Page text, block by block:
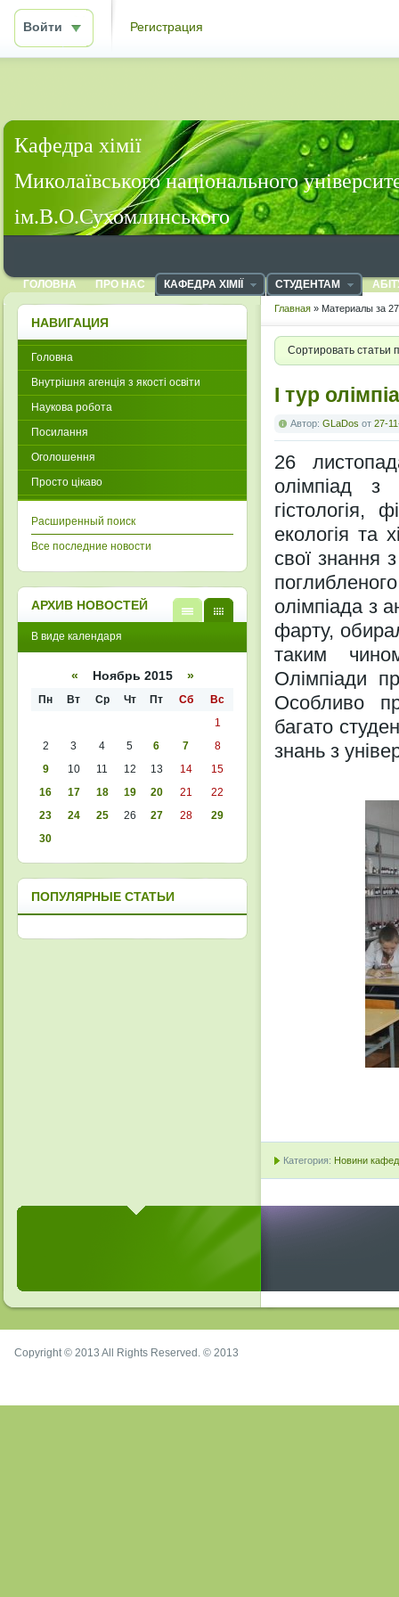
Войти Регистрация
Кафедра хімії
Миколаївського національного
ім.В.О.Сухомлинського
ГОЛОВНА ПРО НАС КАФЕДРА ХІМІЇ СТУДЕНТАМ
Главная » Материалы за
Сортировать статьи
І тур
Автор: GLaDos от 27-
26
олімпіад з
гістологія,
екологія та
свої знання
олімпіада з
фарту,
таким
Олімпіади
Особливо
багато
знань з
Категория: Новини
НАВИГАЦИЯ
Головна
Внутрішня агенція з якості освіти
Наукова робота
Посилання
Оголошення
Просто цікаво
Расширенный поиск
Все последние новости
АРХИВ НОВОСТЕЙ
кален
списк
В виде календаря
« Ноябрь 2015 »
Пн Вт Ср Чт Пт Сб
Вс
1
2
3 4 5 6 7
8
9
10 11 12 13 14
15
16
17 18 19 20 21
22
23
24 25 26 27 28
29
30
ПОПУЛЯРНЫЕ СТАТЬИ
Copyright © 2013 All Rights Reserved. © 2013